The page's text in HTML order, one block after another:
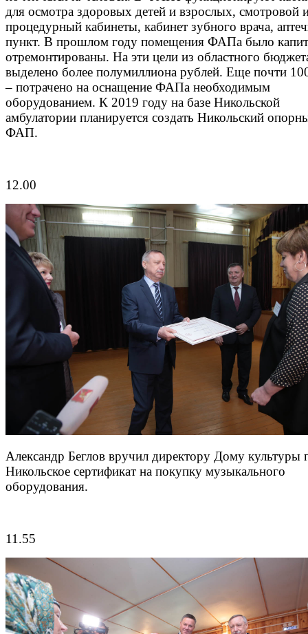
для осмотра здоровых детей и взрослых, смотровой
процедурный кабинеты, кабинет зубного врача,
пункт. В прошлом году помещения ФАПа было
отремонтированы. На эти цели из областного
выделено более полумиллиона рублей. Еще почти
– потрачено на оснащение ФАПа необходимым
оборудованием. К 2019 году на базе Никольской
амбулатории планируется создать Никольский
ФАП.
12.00
Александр Беглов вручил директору Дому культуры
Никольское сертификат на покупку музыкального
оборудования.
11.55